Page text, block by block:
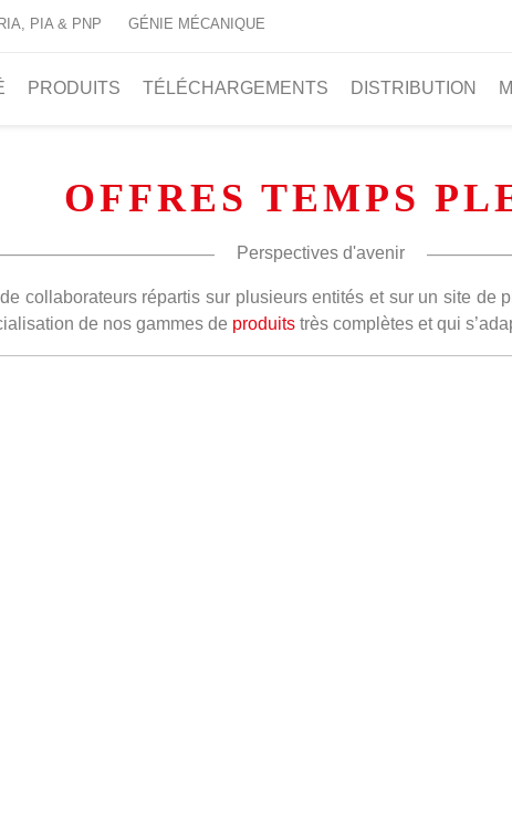
PIA & PNP GÉNIE MÉCANIQUE
PRODUITS TÉLÉCHARGEMENTS DISTRIBUTION
OFFRES TEMPS
Perspectives d'avenir
collaborateurs répartis sur plusieurs entités et sur un site de
de nos gammes de produits très complètes et qui